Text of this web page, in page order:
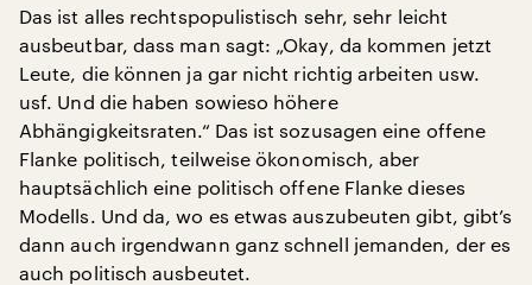
Das ist alles rechtspopulistisch sehr, sehr leicht
ausbeutbar, dass man sagt: „Okay, da kommen jetzt
Leute, die können ja gar nicht richtig arbeiten usw.
usf. Und die haben sowieso höhere
Abhängigkeitsraten.“ Das ist sozusagen eine offene
Flanke politisch, teilweise ökonomisch, aber
hauptsächlich eine politisch offene Flanke dieses
Modells. Und da, wo es etwas auszubeuten gibt, gibt’s
dann auch irgendwann ganz schnell jemanden, der es
auch politisch ausbeutet.